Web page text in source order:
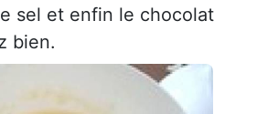
sel et enfin le chocolat
bien.